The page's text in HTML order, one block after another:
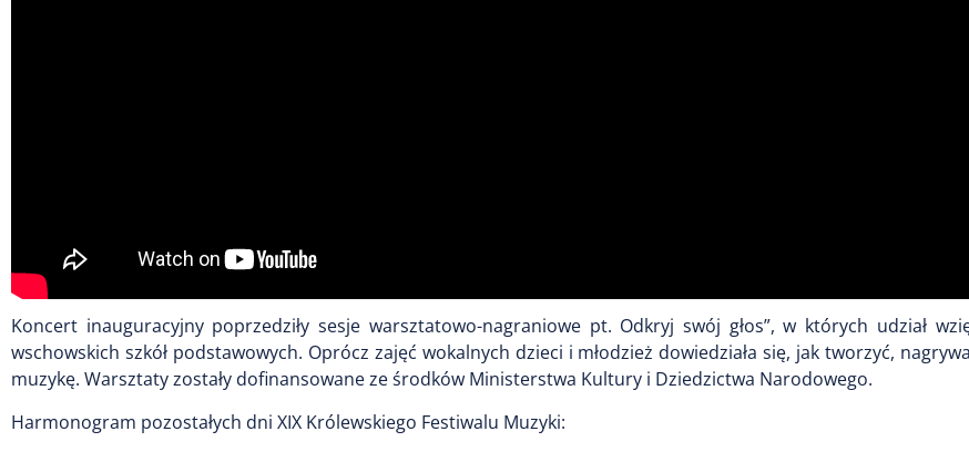
Koncert inauguracyjny poprzedziły sesje warsztatowo-nagraniowe pt. Odkryj swój głos”, w których udział
wschowskich szkół podstawowych. Oprócz zajęć wokalnych dzieci i młodzież dowiedziała się, jak tworzyć,
muzykę. Warsztaty zostały dofinansowane ze środków Ministerstwa Kultury i Dziedzictwa Narodowego.
Harmonogram pozostałych dni XIX Królewskiego Festiwalu Muzyki: